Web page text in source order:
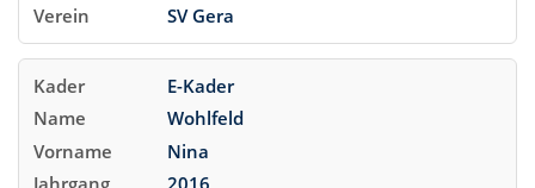
SV Gera
E-Kader
Wohlfeld
Nina
2016